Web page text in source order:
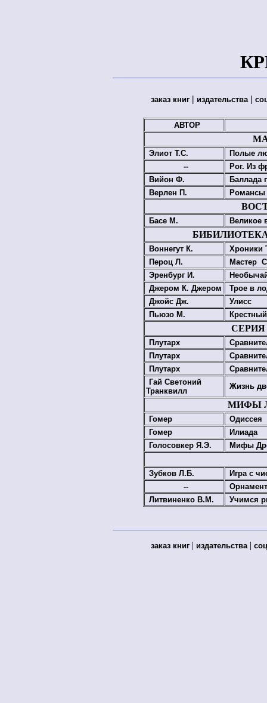
заказ книг | издательства |
АВТОР
Элиот Т.С.
Полые
--
Рог. Из
Вийон Ф.
Баллада
Верлен П.
Романсы
Басе М. Великое
Воннегут К.
Хроники
Пероц Л.
Мастер
Эренбург И.
Джером К. Джером
Трое в
Джойс Дж.
Улисс
Пьюзо М.
Плутарх
Плутарх
Плутарх
Гай Светоний
Транквилл
Жизнь
МИФЫ
Гомер
Одиссея
Гомер
Илиада
Голосовкер Я.Э.
Мифы
Зубков Л.Б.
Игра с
--
Литвиненко В.М.
Учимся
заказ книг | издательства |